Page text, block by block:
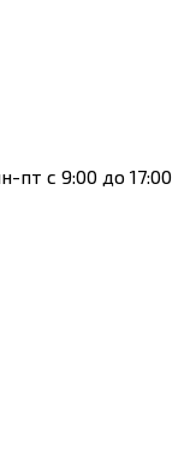
пт с 9:00 до 17:00